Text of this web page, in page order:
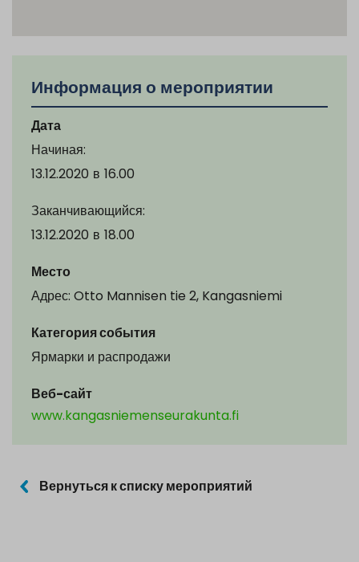
Информация о мероприятии
Дата
Начиная:
13.12.2020 в 16.00
Заканчивающийся:
13.12.2020 в 18.00
Место
Адрес: Otto Mannisen tie 2, Kangasniemi
Категория события
Ярмарки и распродажи
Веб-сайт
www.kangasniemenseurakunta.fi
Вернуться к списку мероприятий